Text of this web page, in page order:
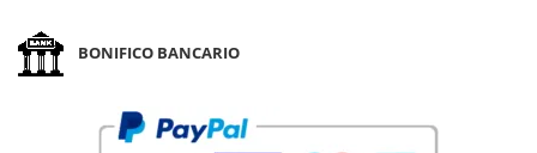
BONIFICO BANCARIO